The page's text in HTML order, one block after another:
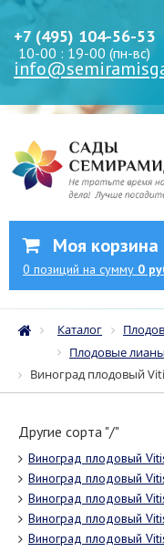
+7 (495) 104-56-53
10-00 : 19-00 (пн-вс)
Моя корзина
0 позиций на сумму 0
Каталог
Плодовые лианы
Виноград плодовый
Другие сорта "/"
Виноград плодовый
Виноград плодовый
Виноград плодовый
Виноград плодовый
Виноград плодовый